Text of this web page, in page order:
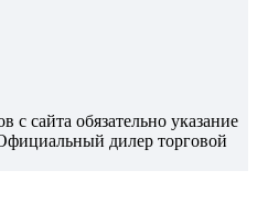
с сайта обязательно указание
дилер торговой